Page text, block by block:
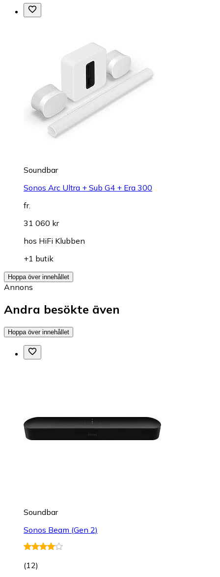
Soundbar
Sonos Arc Ultra + Sub G4 + Era 300
fr.
31 060 kr
hos HiFi Klubben
+1 butik
Hoppa över innehållet
Annons
Andra besökte även
Hoppa över innehållet
Soundbar
Sonos Beam (Gen 2)
(12)